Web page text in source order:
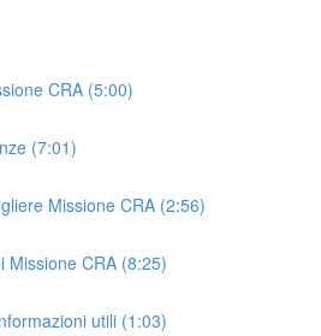
CRA (5:00)
(7:01)
Missione CRA (2:56)
Missione CRA (8:25)
utili (1:03)